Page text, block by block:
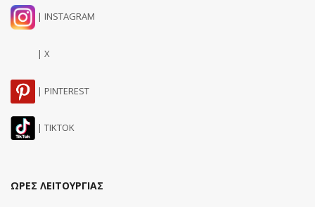
| INSTAGRAM
| X
| PINTEREST
| TIKTOK
ΩΡΕΣ ΛΕΙΤΟΥΡΓΙΑΣ